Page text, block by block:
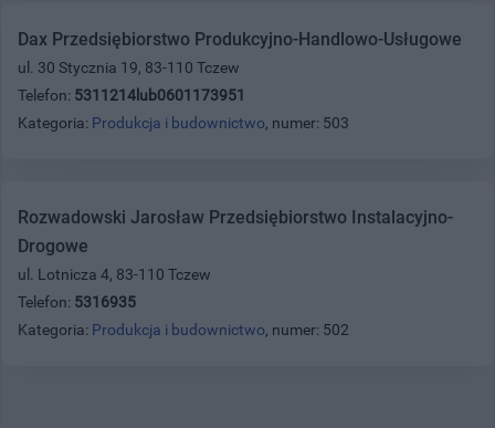
Dax Przedsiębiorstwo Produkcyjno-Handlowo-Usługowe
ul. 30 Stycznia 19, 83-110 Tczew
Telefon: 5311214lub0601173951
Kategoria: Produkcja i budownictwo, numer: 503
Rozwadowski Jarosław Przedsiębiorstwo Instalacyjno-
Drogowe
ul. Lotnicza 4, 83-110 Tczew
Telefon: 5316935
Kategoria: Produkcja i budownictwo, numer: 502